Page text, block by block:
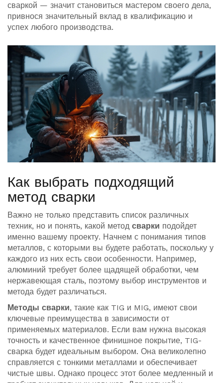
сваркой — значит становиться мастером своего дела,
привнося значительный вклад в квалификацию и
успех любого производства.
Как выбрать подходящий
метод сварки
Важно не только представить список различных
техник, но и понять, какой метод сварки подойдет
именно вашему проекту. Начнем с понимания типов
металлов, с которыми вы будете работать, поскольку у
каждого из них есть свои особенности. Например,
алюминий требует более щадящей обработки, чем
нержавеющая сталь, поэтому выбор инструментов и
метода будет различаться.
Методы сварки, такие как TIG и MIG, имеют свои
ключевые преимущества в зависимости от
применяемых материалов. Если вам нужна высокая
точность и качественное финишное покрытие, TIG-
сварка будет идеальным выбором. Она великолепно
справляется с тонкими металлами и обеспечивает
чистые швы. Однако процесс этот более медленный и